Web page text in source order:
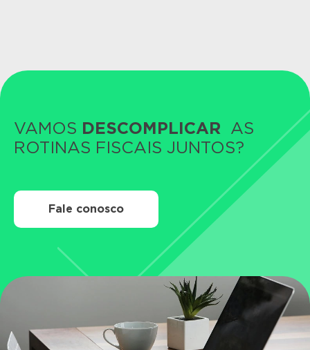
VAMOS DESCOMPLICAR AS
ROTINAS FISCAIS JUNTOS?
Fale conosco